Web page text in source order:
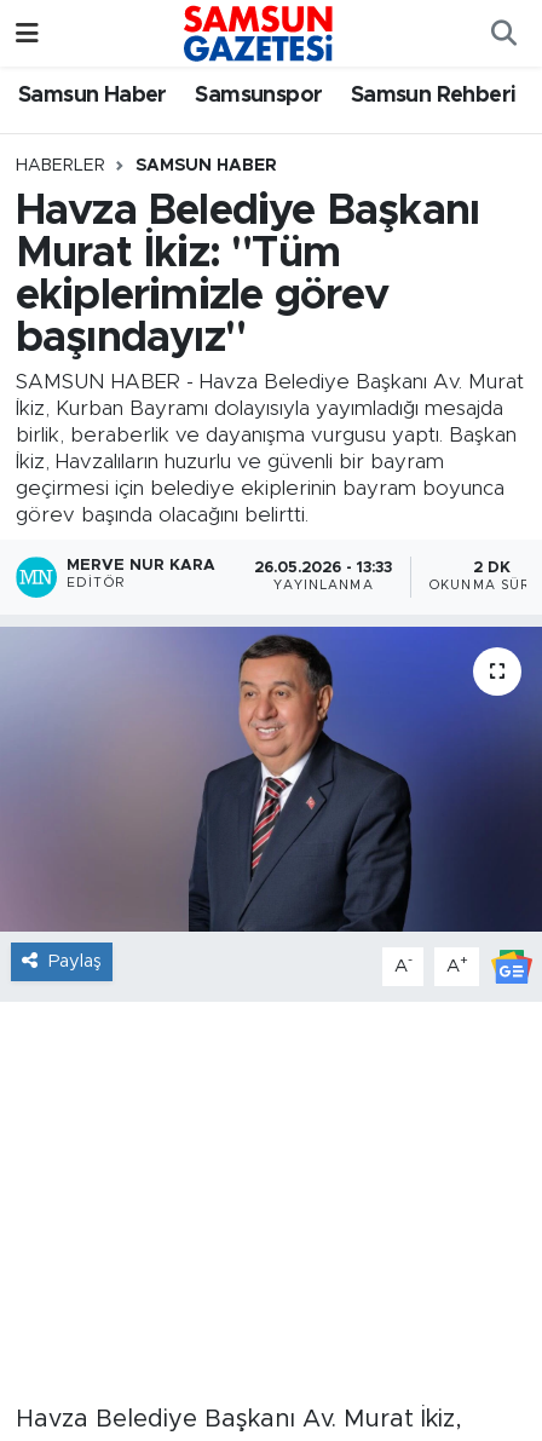
Samsun Haber Samsunspor Samsun Rehberi
HABERLER SAMSUN HABER
Havza Belediye Başkanı
Murat İkiz: "Tüm
ekiplerimizle görev
başındayız"
SAMSUN HABER - Havza Belediye Başkanı Av. Murat
İkiz, Kurban Bayramı dolayısıyla yayımladığı mesajda
birlik, beraberlik ve dayanışma vurgusu yaptı. Başkan
İkiz, Havzalıların huzurlu ve güvenli bir bayram
geçirmesi için belediye ekiplerinin bayram boyunca
görev başında olacağını belirtti.
MERVE NUR KARA
EDITÖR
26.05.2026 - 13:33
YAYINLANMA
2 DK
OKUNMA
Paylaş A- A+
Havza Belediye Başkanı Av. Murat İkiz,
Samsun Haber
Samsun Rehberi
Resmi İlanlar
Samsun Nöbetçi Eczaneler
SAMSUN Namaz Vakitleri
Samsun Trafik Yoğunluk Haritası
Süper Lig Puan Durumu ve Fikstür
Tüm Manşetler
Son Dakika Haberleri
Haber Arşivi